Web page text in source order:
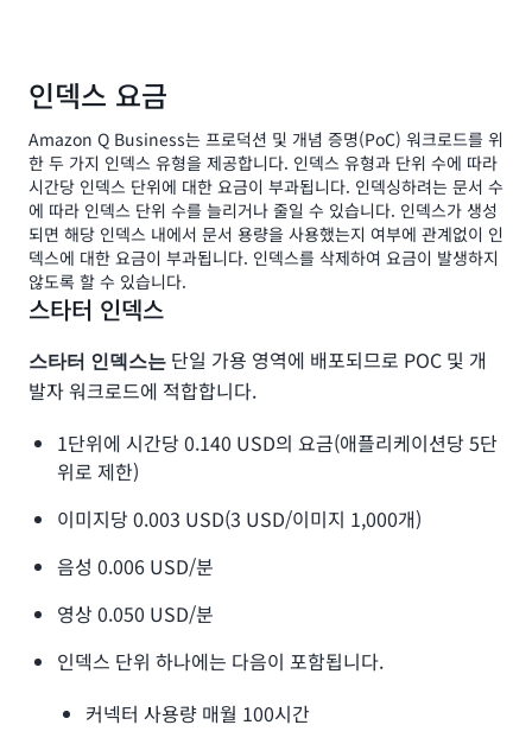
인덱스 요금
Amazon Q Business는 프로덕션 및 개념 증명(PoC) 워크로드를 위
한 두 가지 인덱스 유형을 제공합니다. 인덱스 유형과 단위 수에 따라
시간당 인덱스 단위에 대한 요금이 부과됩니다. 인덱싱하려는 문서 수
에 따라 인덱스 단위 수를 늘리거나 줄일 수 있습니다. 인덱스가 생성
되면 해당 인덱스 내에서 문서 용량을 사용했는지 여부에 관계없이 인
덱스에 대한 요금이 부과됩니다. 인덱스를 삭제하여 요금이 발생하지
않도록 할 수 있습니다.
스타터 인덱스
스타터 인덱스는 단일 가용 영역에 배포되므로 POC 및 개
발자 워크로드에 적합합니다.
1단위에 시간당 0.140 USD의 요금(애플리케이션당 5단
위로 제한)
이미지당 0.003 USD(3 USD/이미지 1,000개)
음성 0.006 USD/분
영상 0.050 USD/분
인덱스 단위 하나에는 다음이 포함됩니다.
커넥터 사용량 매월 100시간